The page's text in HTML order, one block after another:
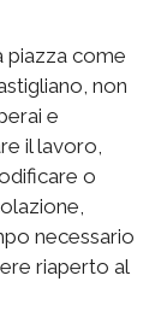
piazza come
non
e
il lavoro,
o
necessario
riaperto al